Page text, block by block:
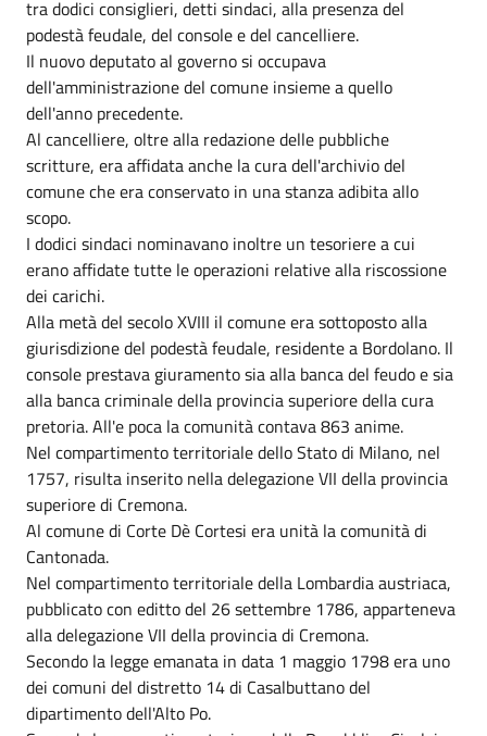
tra dodici consiglieri, detti sindaci, alla presenza del
podestà feudale, del console e del cancelliere.
Il nuovo deputato al governo si occupava
dell'amministrazione del comune insieme a quello
dell'anno precedente.
Al cancelliere, oltre alla redazione delle pubbliche
scritture, era affidata anche la cura dell'archivio del
comune che era conservato in una stanza adibita allo
scopo.
I dodici sindaci nominavano inoltre un tesoriere a cui
erano affidate tutte le operazioni relative alla riscossione
dei carichi.
Alla metà del secolo XVIII il comune era sottoposto alla
giurisdizione del podestà feudale, residente a Bordolano. Il
console prestava giuramento sia alla banca del feudo e sia
alla banca criminale della provincia superiore della cura
pretoria. All'e poca la comunità contava 863 anime.
Nel compartimento territoriale dello Stato di Milano, nel
1757, risulta inserito nella delegazione VII della provincia
superiore di Cremona.
Al comune di Corte Dè Cortesi era unità la comunità di
Cantonada.
Nel compartimento territoriale della Lombardia austriaca,
pubblicato con editto del 26 settembre 1786, apparteneva
alla delegazione VII della provincia di Cremona.
Secondo la legge emanata in data 1 maggio 1798 era uno
dei comuni del distretto 14 di Casalbuttano del
dipartimento dell'Alto Po.